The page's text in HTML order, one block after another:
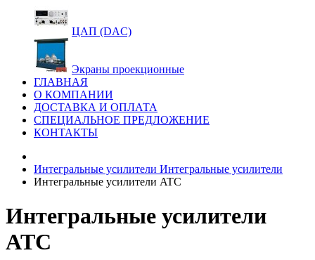
ЦАП (DAC)
Экраны проекционные
ГЛАВНАЯ
О КОМПАНИИ
ДОСТАВКА И ОПЛАТА
СПЕЦИАЛЬНОЕ ПРЕДЛОЖЕНИЕ
КОНТАКТЫ
Интегральные усилители Интегральные усилители
Интегральные усилители ATC
Интегральные усилители
ATC